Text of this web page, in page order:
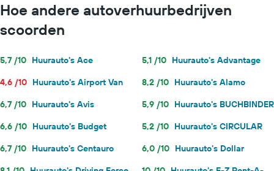
Hoe andere autoverhuurbedrijven
scoorden
5,7 /10 Huurauto's Ace 5,1 /10 Huurauto's Advantage
4,6 /10 Huurauto's Airport Van 8,2 /10 Huurauto's Alamo
6,7 /10 Huurauto's Avis 5,9 /10 Huurauto's BUCHBINDER
6,6 /10 Huurauto's Budget 5,2 /10 Huurauto's CIRCULAR
6,7 /10 Huurauto's Centauro 6,0 /10 Huurauto's Dollar